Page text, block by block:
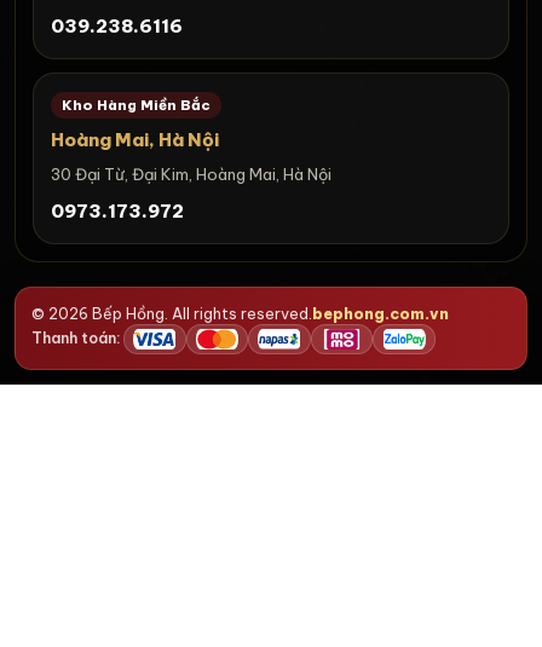
039.238.6116
Kho Hàng Miền Bắc
Hoàng Mai, Hà Nội
30 Đại Từ, Đại Kim, Hoàng Mai, Hà Nội
0973.173.972
© 2026 Bếp Hồng. All rights reserved. bephong.com.vn
Thanh toán: